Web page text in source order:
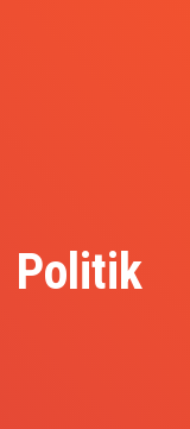
Politik